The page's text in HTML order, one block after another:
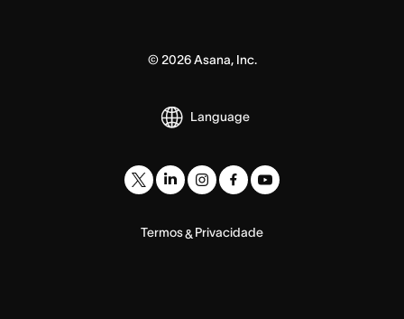
© 2026Asana, Inc.
Language
Termos& Privacidade